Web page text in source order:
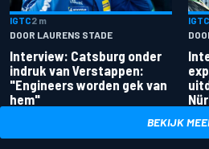
IGTC2 m
DOOR LAURENS STADE
Interview: Catsburg onder
indruk van Verstappen:
"Engineers worden gek van
hem"
IGTC
BEKIJK